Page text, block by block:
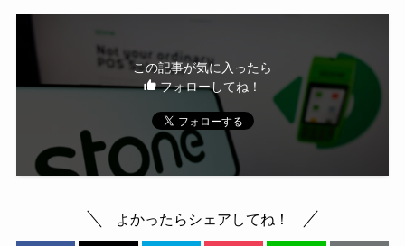
この記事が気に入ったら
フォローしてね！
よかったらシェアしてね！